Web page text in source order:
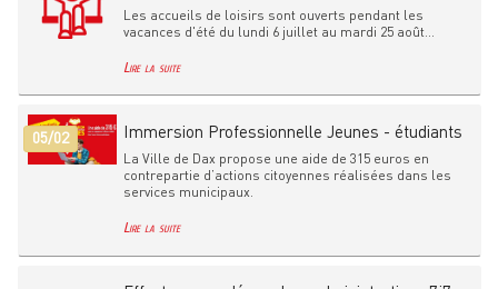
Les accueils de loisirs sont ouverts pendant les
vacances d'été du lundi 6 juillet au mardi 25 août...
Lire la suite
05/02 Immersion Professionnelle Jeunes - étudiants
La Ville de Dax propose une aide de 315 euros en
contrepartie d’actions citoyennes réalisées dans les
services municipaux.
Lire la suite